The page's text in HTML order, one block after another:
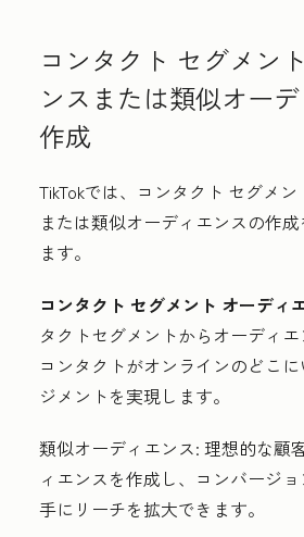
コンタクト セグメン
ンスまたは類似オー
作成
TikTokでは、コンタクト セグメ
または類似オーディエンスの作
ます。
コンタクト セグメント オーディ
タクトセグメントからオーディエ
コンタクトがオンラインのどこ
ジメントを実現します。
類似オーディエンス: 理想的な顧
ィエンスを作成し、コンバージ
手にリーチを拡大できます。